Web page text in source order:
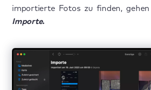
importierte Fotos zu finden,
Importe.